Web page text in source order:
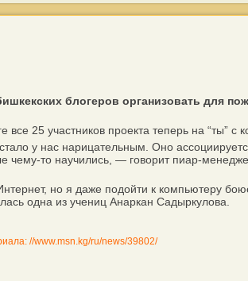
блогеров организовать для
25 участников проекта теперь на “ты” с
у нас нарицательным. Оно
то научились, — говорит пиар-
но я даже подойти к компьютеру
одна из учениц Анаркан Садыркулова.
//www.msn.kg/ru/news/39802/